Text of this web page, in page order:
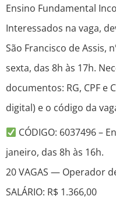
Ensino Fundamental
Interessados na vaga,
São Francisco de Assis,
sexta, das 8h às 17h.
documentos: RG, CPF e
digital) e o código da
CÓDIGO: 6037496 –
janeiro, das 8h às 16h.
20 VAGAS — Operador
SALÁRIO: R$ 1.366,00